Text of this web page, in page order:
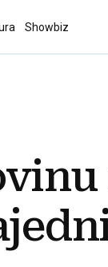
Showbiz